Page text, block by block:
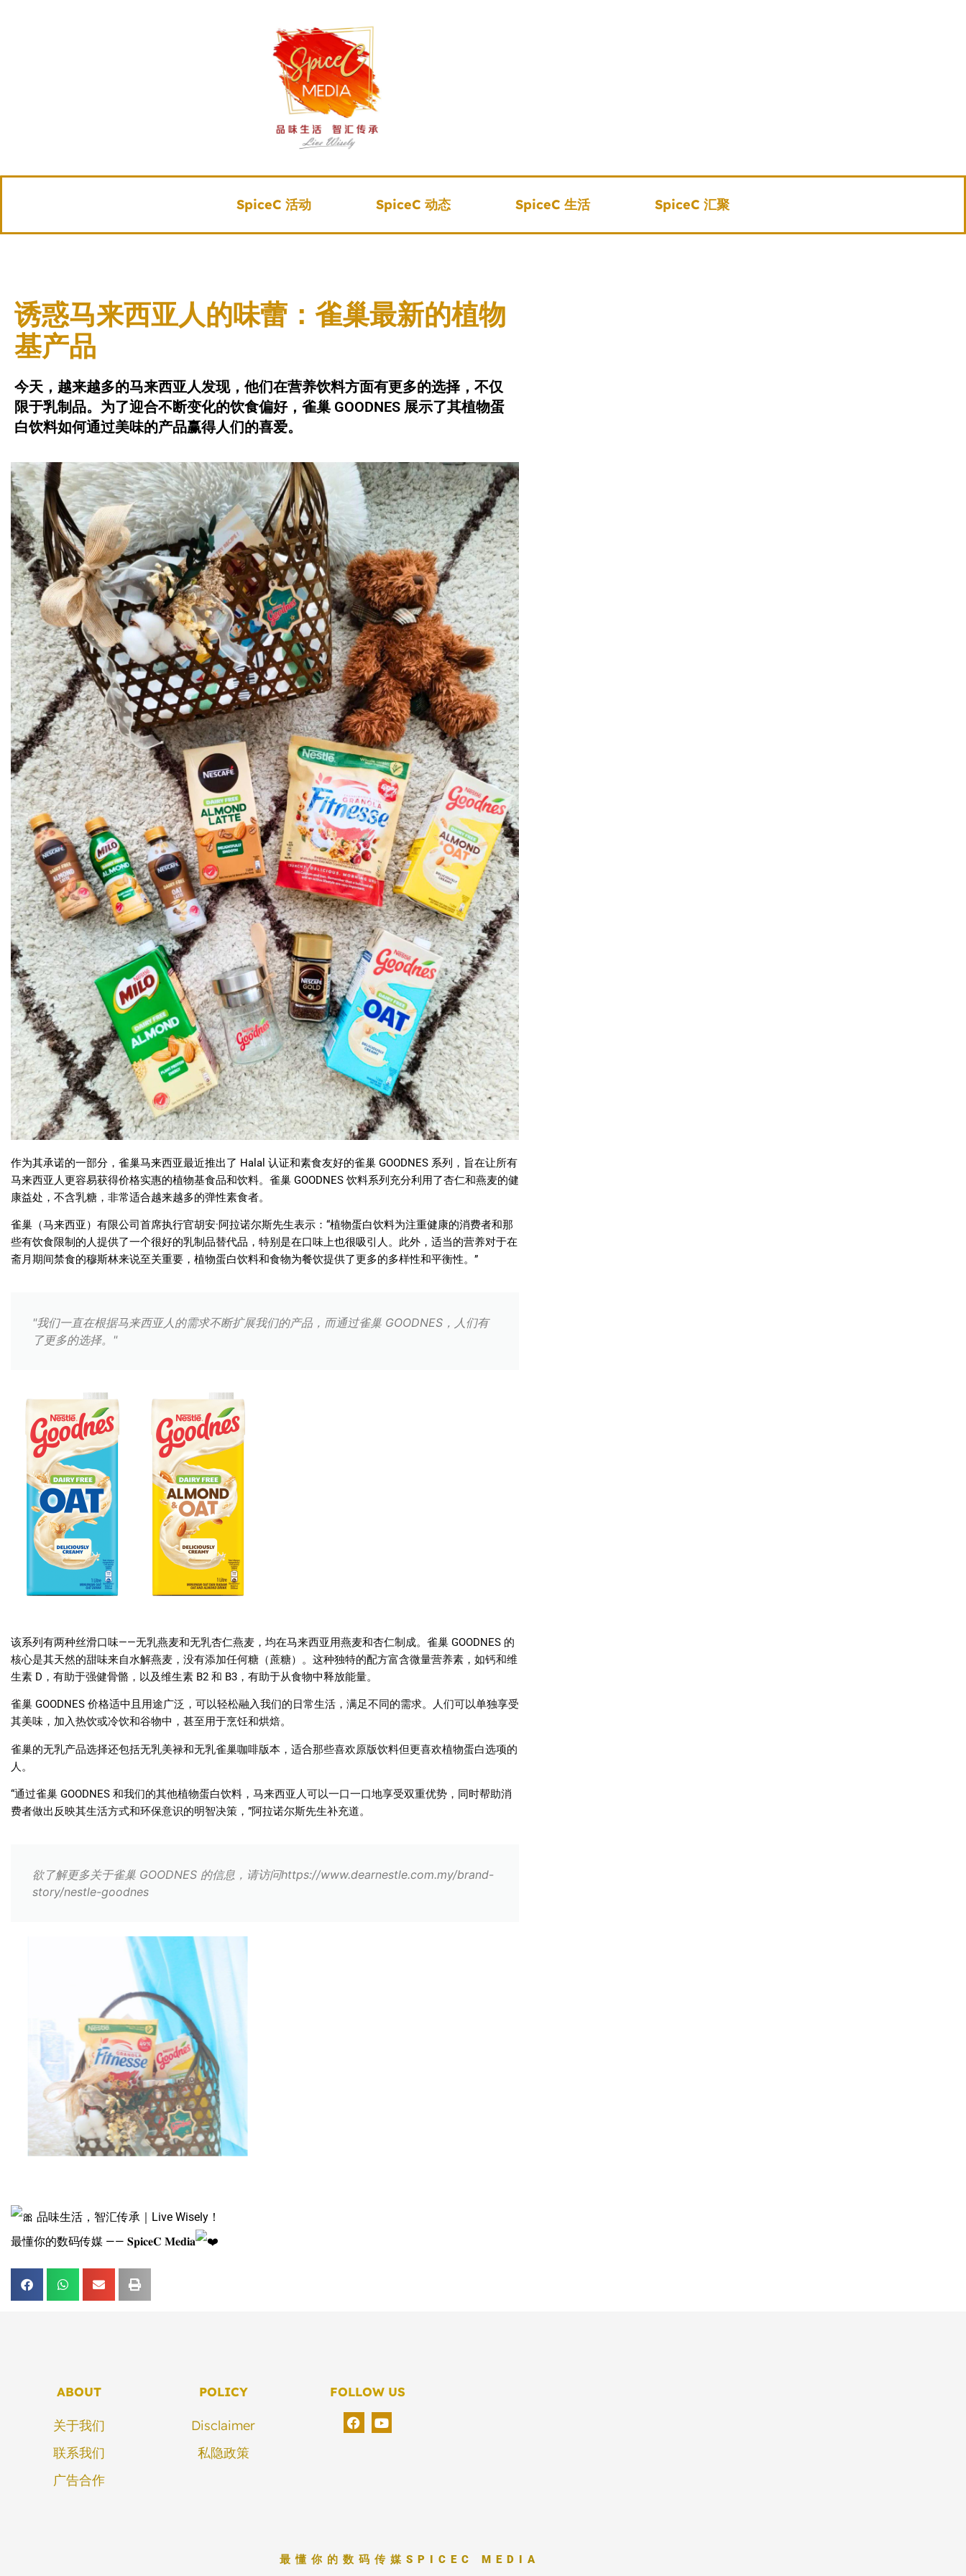
SpiceC 活动 SpiceC 动态 SpiceC 生活 SpiceC 汇聚
诱惑马来西亚人的味蕾：雀巢最新的植物
基产品
今天，越来越多的马来西亚人发现，他们在营养饮料方面有更多的选择，不仅
限于乳制品。为了迎合不断变化的饮食偏好，雀巢 GOODNES 展示了其植物蛋
白饮料如何通过美味的产品赢得人们的喜爱。
作为其承诺的一部分，雀巢马来西亚最近推出了 Halal 认证和素食友好的雀巢 GOODNES 系列，旨在让所有
马来西亚人更容易获得价格实惠的植物基食品和饮料。雀巢 GOODNES 饮料系列充分利用了杏仁和燕麦的健
康益处，不含乳糖，非常适合越来越多的弹性素食者。
雀巢（马来西亚）有限公司首席执行官胡安·阿拉诺尔斯先生表示： “植物蛋白饮料为注重健康的消费者和那
些有饮食限制的人提供了一个很好的乳制品替代品，特别是在口味上也很吸引人。此外，适当的营养对于在
斋月期间禁食的穆斯林来说至关重要，植物蛋白饮料和食物为餐饮提供了更多的多样性和平衡性。 ”
"我们一直在根据马来西亚人的需求不断扩展我们的产品，而通过雀巢 GOODNES，人们有
了更多的选择。"
该系列有两种丝滑口味——无乳燕麦和无乳杏仁燕麦，均在马来西亚用燕麦和杏仁制成。雀巢 GOODNES 的
核心是其天然的甜味来自水解燕麦，没有添加任何糖（蔗糖）。这种独特的配方富含微量营养素，如钙和维
生素 D ，有助于强健骨骼，以及维生素 B2 和 B3 ，有助于从食物中释放能量。
雀巢 GOODNES 价格适中且用途广泛，可以轻松融入我们的日常生活，满足不同的需求。人们可以单独享受
其美味，加入热饮或冷饮和谷物中，甚至用于烹饪和烘焙。
雀巢的无乳产品选择还包括无乳美禄和无乳雀巢咖啡版本，适合那些喜欢原版饮料但更喜欢植物蛋白选项的
人。
“通过雀巢 GOODNES 和我们的其他植物蛋白饮料，马来西亚人可以一口一口地享受双重优势，同时帮助消
费者做出反映其生活方式和环保意识的明智决策， ”阿拉诺尔斯先生补充道。
欲了解更多关于雀巢 GOODNES 的信息，请访问https://www.dearnestle.com.my/brand-
story/nestle-goodnes
品味生活，智汇传承｜Live Wisely！
最懂你的数码传媒 —— 𝐒𝐩𝐢𝐜𝐞𝐂 𝐌𝐞𝐝𝐢𝐚
ABOUT
关于我们
联系我们
广告合作
POLICY
Disclaimer
私隐政策
FOLLOW US
最懂你的数码传媒 SPICEC MEDIA